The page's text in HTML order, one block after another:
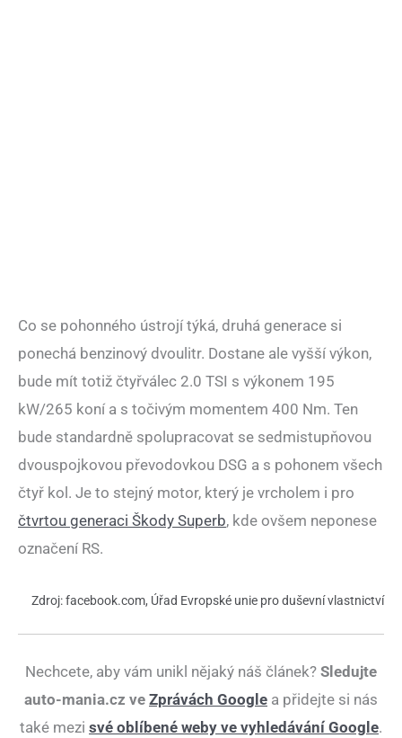
Co se pohonného ústrojí týká, druhá generace si
ponechá benzinový dvoulitr. Dostane ale vyšší výkon,
bude mít totiž čtyřválec 2.0 TSI s výkonem 195
kW/265 koní a s točivým momentem 400 Nm. Ten
bude standardně spolupracovat se sedmistupňovou
dvouspojkovou převodovkou DSG a s pohonem všech
čtyř kol. Je to stejný motor, který je vrcholem i pro
čtvrtou generaci Škody Superb, kde ovšem neponese
označení RS.
Zdroj: facebook.com, Úřad Evropské unie pro duševní vlastnictví
Nechcete, aby vám unikl nějaký náš článek? Sledujte
auto-mania.cz ve Zprávách Google a přidejte si nás
také mezi své oblíbené weby ve vyhledávání Google.